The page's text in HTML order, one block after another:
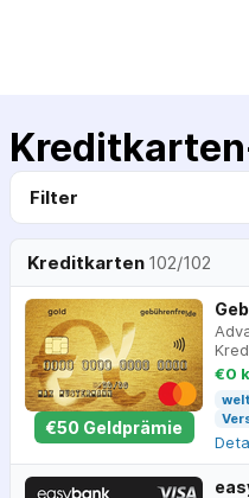
Filter
Kreditkarten 102/102
€50 Geldprämie
€0